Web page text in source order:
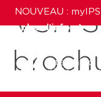
NOUVEAU :
plus d’infos
fermer
VSH